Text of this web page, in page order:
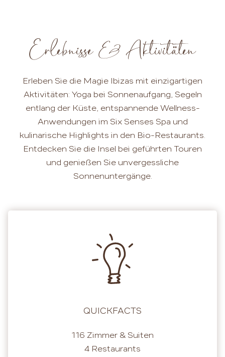
Erlebnisse & Aktivitäten
Erleben Sie die Magie Ibizas mit einzigartigen
Aktivitäten: Yoga bei Sonnenaufgang, Segeln
entlang der Küste, entspannende Wellness-
Anwendungen im Six Senses Spa und
kulinarische Highlights in den Bio-Restaurants.
Entdecken Sie die Insel bei geführten Touren
und genießen Sie unvergessliche
Sonnenuntergänge.
QUICKFACTS
116 Zimmer & Suiten
4 Restaurants